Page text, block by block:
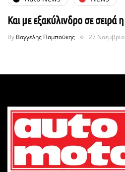
Και με εξακύλινδρο σε σειρά
By Βαγγέλης Παμπούκης 27